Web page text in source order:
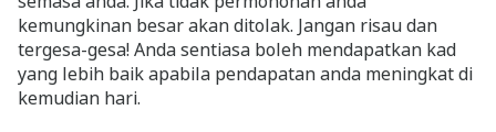
kemungkinan besar akan ditolak. Jangan risau dan
tergesa-gesa! Anda sentiasa boleh mendapatkan kad
yang lebih baik apabila pendapatan anda meningkat di
kemudian hari.